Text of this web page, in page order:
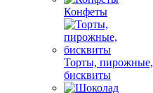
Конфеты
Торты, пирожные,
бисквиты